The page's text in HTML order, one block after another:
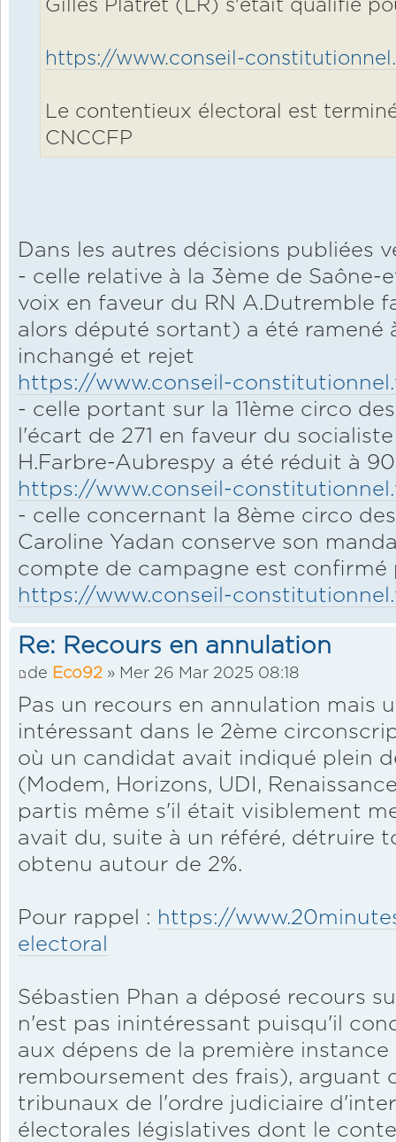
Gilles Platret (LR) s'était qualifié
https://www.conseil-
Le contentieux électoral est
CNCCFP
Dans les autres décisions publiées
- celle relative à la 3ème de
voix en faveur du RN A.Dutremble
alors député sortant) a été ramené
inchangé et rejet
https://www.conseil-
- celle portant sur la 11ème circo
l'écart de 271 en faveur du
H.Farbre-Aubrespy a été réduit à
https://www.conseil-
- celle concernant la 8ème circo
Caroline Yadan conserve son
compte de campagne est confirmé
https://www.conseil-
Re: Recours en annulation
de Eco92 » Mer 26 Mar 2025 08:18
Pas un recours en annulation mais
intéressant dans le 2ème
où un candidat avait indiqué plein
(Modem, Horizons, UDI,
partis même s'il était visiblement
avait du, suite à un référé, détruire
obtenu autour de 2%.
Pour rappel : https://
electoral
Sébastien Phan a déposé recours
n'est pas inintéressant puisqu'il
aux dépens de la première
remboursement des frais), arguant
tribunaux de l'ordre judiciaire
électorales législatives dont le